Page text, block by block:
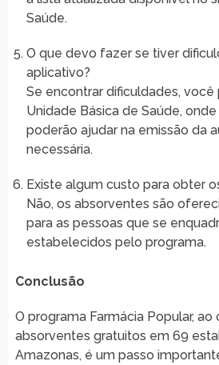
Saúde.
O que devo fazer se tiver
aplicativo?
Se encontrar dificuldades, você
Unidade Básica de Saúde,
poderão ajudar na emissão da
necessária.
Existe algum custo para obter
Não, os absorventes são
para as pessoas que se
estabelecidos pelo programa.
Conclusão
O programa Farmácia Popular,
absorventes gratuitos em 69
Amazonas, é um passo